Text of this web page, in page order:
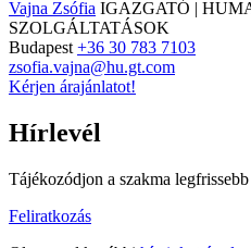
Vajna Zsófia IGAZGATÓ |
SZOLGÁLTATÁSOK
Budapest +36 30 783 7103
zsofia.vajna@hu.gt.com
Kérjen árajánlatot!
Hírlevél
Tájékozódjon a szakma
Feliratkozás